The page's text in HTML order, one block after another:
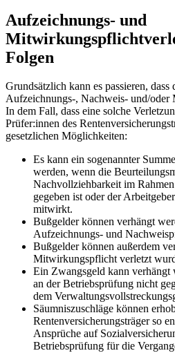
Aufzeichnungs- und
Folgen
Grundsätzlich kann es passieren, dass
Aufzeichnungs-, Nachweis- und/
In dem Fall, dass eine solche
Prüfer:innen des
gesetzlichen Möglichkeiten:
Es kann ein sogenannter
werden, wenn die
Nachvollziehbarkeit im
gegeben ist oder der
mitwirkt.
Bußgelder können verhängt
Aufzeichnungs- und
Bußgelder können außerdem
Mitwirkungspflicht verletzt
Ein Zwangsgeld kann
an der Betriebsprüfung nicht
dem
Säumniszuschläge können
Rentenversicherungsträger so
Ansprüche auf
Betriebsprüfung für die